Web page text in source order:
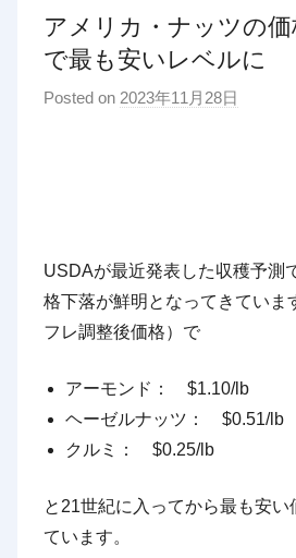
アメリカ・ナッツの
で最も安いレベルに
Posted on 2023年11月28日
r
a
n
g
USDAが最近発表した収穫予測
格下落が鮮明となってきていま
フレ調整後価格）で
アーモンド： $1.10/lb
ヘーゼルナッツ： $0.51/lb
クルミ： $0.25/lb
と21世紀に入ってから最も安い
ています。